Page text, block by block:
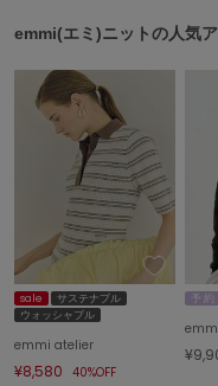
USAGI Gift
USAGI Item
ウサギアイテム
USAGI Vintage
ウサギヴィンテージ
VEJA
ヴェジャ
emmi(エミ)ニットの人気
sale
サステナブル
ウォッシャブル
emmi atelier
¥8,580 40%OFF
予 約